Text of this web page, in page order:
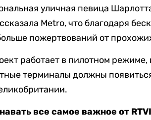
уличная певица
Metro, что благодаря
пожертвований от
работает в пилотном
терминалы должны
все самое важное от